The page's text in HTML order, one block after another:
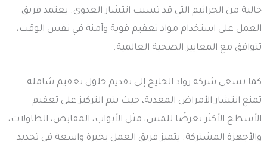
خالية من الجراثيم التي قد تسبب انتشار العدوى. يعتمد فريق
العمل على استخدام مواد تعقيم قوية وآمنة في نفس الوقت،
تتوافق مع المعايير الصحية العالمية.
كما تسعى شركة رواد الخليج إلى تقديم حلول تعقيم شاملة
تمنع انتشار الأمراض المعدية، حيث يتم التركيز على تعقيم
الأسطح الأكثر تعرضًا للمس، مثل الأبواب، المقابض، الطاولات،
والأجهزة المشتركة. يتميز فريق العمل بخبرة واسعة في تحديد